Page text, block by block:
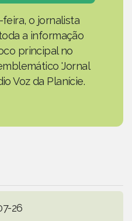
o jornalista
a informação
principal no
'Jornal
Voz da Planície.
26